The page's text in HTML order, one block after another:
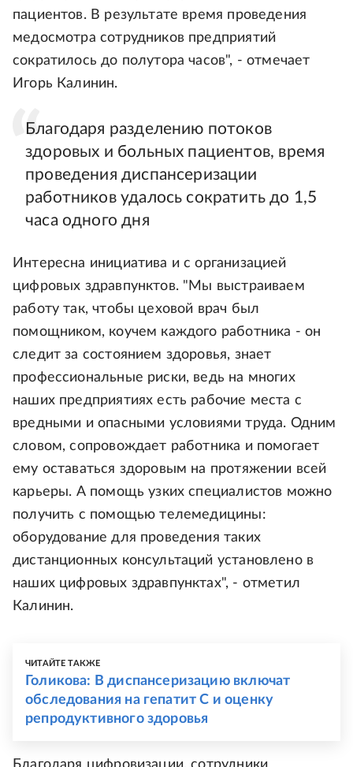
пациентов. В результате время проведения
медосмотра сотрудников предприятий
сократилось до полутора часов", - отмечает
Игорь Калинин.
Благодаря разделению потоков
здоровых и больных пациентов, время
проведения диспансеризации
работников удалось сократить до 1,5
часа одного дня
Интересна инициатива и с организацией
цифровых здравпунктов. "Мы выстраиваем
работу так, чтобы цеховой врач был
помощником, коучем каждого работника - он
следит за состоянием здоровья, знает
профессиональные риски, ведь на многих
наших предприятиях есть рабочие места с
вредными и опасными условиями труда. Одним
словом, сопровождает работника и помогает
ему оставаться здоровым на протяжении всей
карьеры. А помощь узких специалистов можно
получить с помощью телемедицины:
оборудование для проведения таких
дистанционных консультаций установлено в
наших цифровых здравпунктах", - отметил
Калинин.
ЧИТАЙТЕ ТАКЖЕ
Голикова: В диспансеризацию включат
обследования на гепатит С и оценку
репродуктивного здоровья